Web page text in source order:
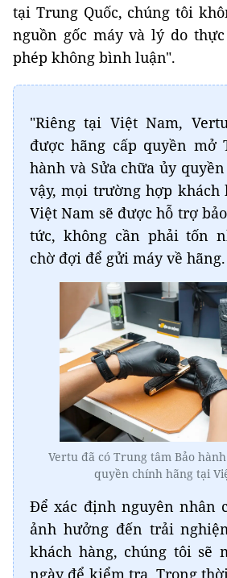
tại Trung Quốc, chúng tôi
nguồn gốc máy và lý do
phép không bình luận".
"Riêng tại Việt Nam,
được hãng cấp quyền mở
hành và Sửa chữa ủy
vậy, mọi trường hợp khách
Việt Nam sẽ được hỗ trợ
tức, không cần phải tốn
chờ đợi để gửi máy về hãng.
Vertu đã có Trung tâm Bảo
quyền chính hãng tại
Để xác định nguyên nhân
ảnh hưởng đến trải
khách hàng, chúng tôi sẽ